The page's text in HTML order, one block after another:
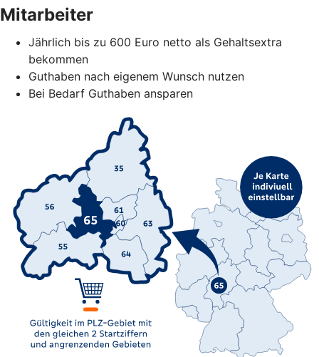
Mitarbeiter
Jährlich bis zu 600 Euro netto als Gehaltsextra
bekommen
Guthaben nach eigenem Wunsch nutzen
Bei Bedarf Guthaben ansparen